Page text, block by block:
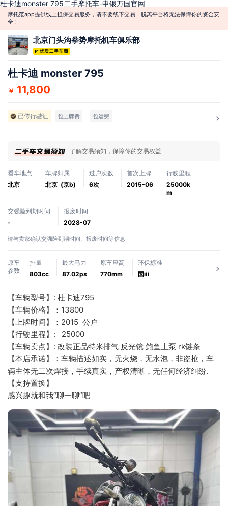
杜卡迪monster 795二手摩托车-申银万国官网
摩托范app提供线上担保交易服务，请不要线下交易，脱离平台将无法保障你的资金安
全！
北京门头沟拳势摩托机车俱乐部
杜卡迪 monster 795
￥ 11,800
已传行驶证 包上牌费 包运费
了解交易须知，保障你的交易权益
看车地点
北京
车牌归属
北京 (京b)
过户次数
6次
首次上牌
2015-06
行驶里程
25000k
m
交强险到期时间
-
报废时间
2028-07
请与卖家确认交强险到期时间、报废时间等信息
原车
参数
排量
803cc
最大马力
87.02ps
原车座高
770mm
环保标准
国ⅲ
【车辆型号】: 杜卡迪795
【车辆价格】：13800
【上牌时间】：2015  公户
【行驶里程】:   25000
【车辆卖点】: 改装正品特米排气 反光镜 鲍鱼上泵 rk链条
【本店承诺】：车辆描述如实，无火烧，无水泡，非盗抢，车
辆主体无二次焊接，手续真实，产权清晰，无任何经济纠纷.
【支持置换】
感兴趣就和我“聊一聊”吧